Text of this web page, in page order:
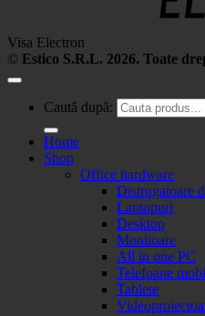
Visa Electron
© Estico S.R.L. 2026. Toate
Caută după:
Home
Shop
Office hardware
Distrugatoare
Laptopuri
Desktop
Monitoare
All in one PC
Telefoane
Tablete